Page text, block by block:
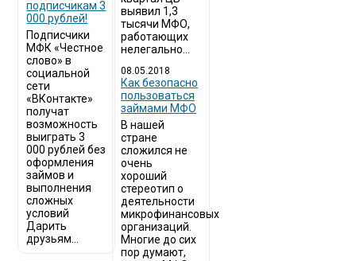
подписчикам 3
000 рублей!
Подписчики
МФК «Честное
слово» в
социальной
сети
«ВКонтакте»
получат
возможность
выиграть 3
000 рублей без
оформления
займов и
выполнения
сложных
условий
Дарить
друзьям...
выявил 1,3
тысячи МФО,
работающих
нелегально...
08.05.2018
Как безопасно
пользоваться
займами МФО
В нашей
стране
сложился не
очень
хороший
стереотип о
деятельности
микрофинансовых
организаций.
Многие до сих
пор думают,